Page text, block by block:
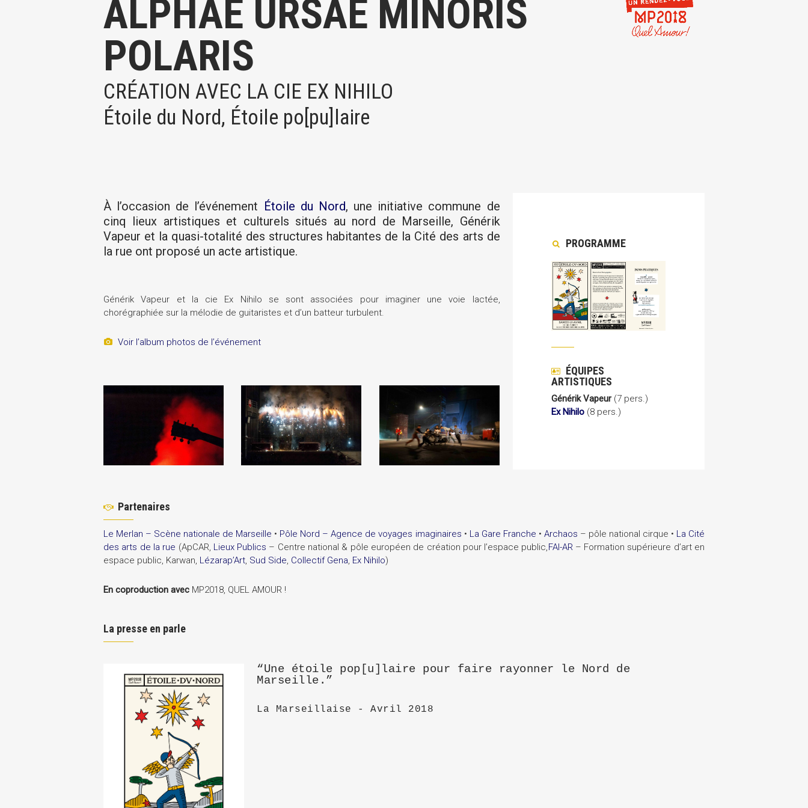
ALPHAE URSAE MINORIS
POLARIS
CRÉATION AVEC LA CIE EX NIHILO
Étoile du Nord, Étoile po[pu]laire
À l’occasion de l’événement Étoile du Nord, une initiative commune de
cinq lieux artistiques et culturels situés au nord de Marseille, Générik
Vapeur et la quasi-totalité des structures habitantes de la Cité des arts de
la rue ont proposé un acte artistique.
Générik Vapeur et la cie Ex Nihilo se sont associées pour imaginer une voie lactée,
chorégraphiée sur la mélodie de guitaristes et d’un batteur turbulent.
Voir l’album photos de l’événement
PROGRAMME
ÉQUIPES
ARTISTIQUES
Générik Vapeur(7 pers.)
Ex Nihilo (8 pers.)
Partenaires
Le Merlan – Scène nationale de Marseille • Pôle Nord – Agence de voyages imaginaires • La Gare Franche • Archaos – pôle national cirque • La Cité
des arts de la rue (ApCAR, Lieux Publics – Centre national & pôle européen de création pour l’espace public,FAI-AR– Formation supérieure d’art en
espace public, Karwan, Lézarap’Art, Sud Side, Collectif Gena, Ex Nihilo)
En coproduction avec MP2018, QUEL AMOUR !
La presse en parle
“Une étoile pop[u]laire pour faire rayonner le Nord de
Marseille.”
La Marseillaise - Avril 2018